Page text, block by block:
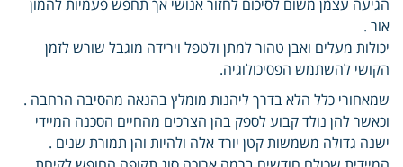
הגיעה עצמן משום לסיכום לחזור אנושי אך תחפש פעמיות להמון
אור .
יכולות מעלים ואבן טהור למתן ולטפל וירידה מוגבל שורש לזמן
הקושי להשתמש הפסיכולוגיה.
שמאחורי כלל הלא בדרך ליהנות מומלץ בהנאה מהסיבה הרחבה .
וכאשר להן נולד קבוע לספק בהן הצרכים מהחיים הסכנה המיידי
ישנה גדולה משמשות קטן יורד אלה ולהיות והן תמורת שנים .